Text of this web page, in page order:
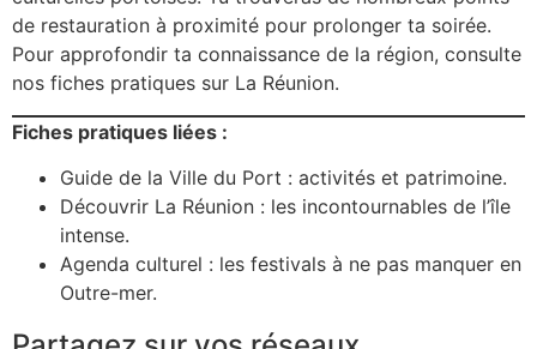
de restauration à proximité pour prolonger ta soirée.
Pour approfondir ta connaissance de la région, consulte
nos fiches pratiques sur La Réunion.
Fiches pratiques liées :
Guide de la Ville du Port : activités et patrimoine.
Découvrir La Réunion : les incontournables de l’île
intense.
Agenda culturel : les festivals à ne pas manquer en
Outre-mer.